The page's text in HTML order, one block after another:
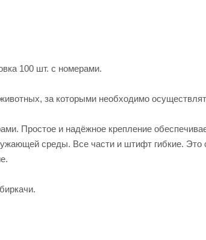
100 шт. с номерами.
за которыми необходимо
Простое и надёжное крепление
среды. Все части и штифт гибкие. Это